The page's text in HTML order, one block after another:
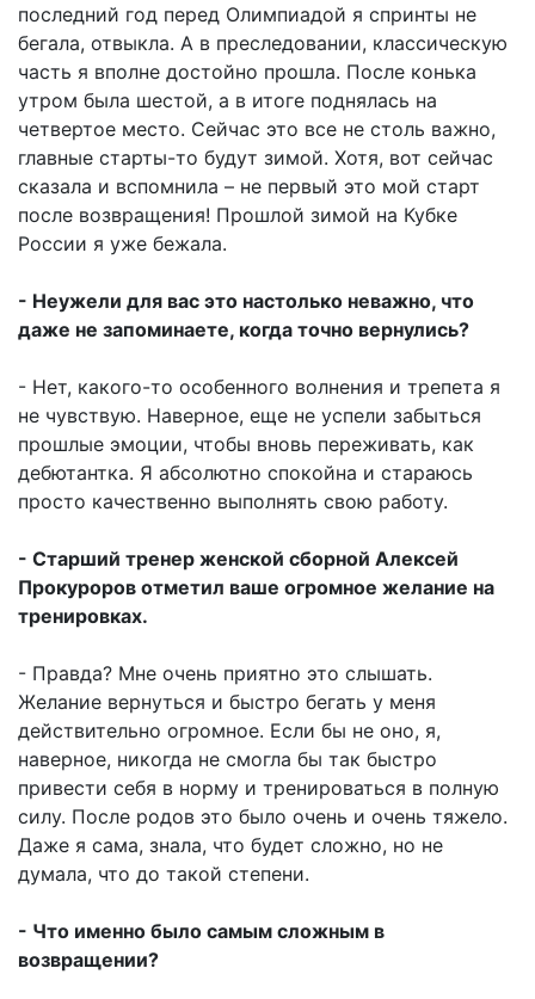
последний год перед Олимпиадой я спринты не
бегала, отвыкла. А в преследовании, классическую
часть я вполне достойно прошла. После конька
утром была шестой, а в итоге поднялась на
четвертое место. Сейчас это все не столь важно,
главные старты-то будут зимой. Хотя, вот сейчас
сказала и вспомнила – не первый это мой старт
после возвращения! Прошлой зимой на Кубке
России я уже бежала.
- Неужели для вас это настолько неважно, что
даже не запоминаете, когда точно вернулись?
- Нет, какого-то особенного волнения и трепета я
не чувствую. Наверное, еще не успели забыться
прошлые эмоции, чтобы вновь переживать, как
дебютантка. Я абсолютно спокойна и стараюсь
просто качественно выполнять свою работу.
- Старший тренер женской сборной Алексей
Прокуроров отметил ваше огромное желание на
тренировках.
- Правда? Мне очень приятно это слышать.
Желание вернуться и быстро бегать у меня
действительно огромное. Если бы не оно, я,
наверное, никогда не смогла бы так быстро
привести себя в норму и тренироваться в полную
силу. После родов это было очень и очень тяжело.
Даже я сама, знала, что будет сложно, но не
думала, что до такой степени.
- Что именно было самым сложным в
возвращении?